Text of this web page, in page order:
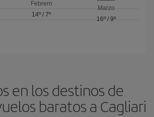
Febrero
14º / 7º
Marzo
16º/ 9º
en los destinos de
baratos a Cagliari